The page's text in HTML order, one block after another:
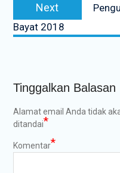
Next
post:
Bayat 2018
Tinggalkan Balasan
Alamat email Anda tidak
ditandai*
Komentar*